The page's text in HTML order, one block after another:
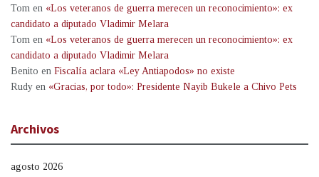
Tom en «Los veteranos de guerra merecen un reconocimiento»: ex
candidato a diputado Vladimir Melara
Tom en «Los veteranos de guerra merecen un reconocimiento»: ex
candidato a diputado Vladimir Melara
Benito en Fiscalía aclara «Ley Antiapodos» no existe
Rudy en «Gracias, por todo»: Presidente Nayib Bukele a Chivo Pets
Archivos
agosto 2026